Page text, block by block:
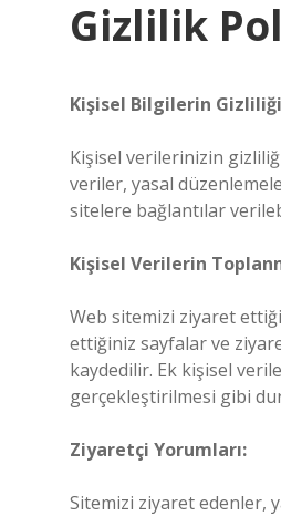
Gizlilik
Kişisel Bilgilerin
Kişisel verilerinizin
veriler, yasal
sitelere bağlantılar
Kişisel Verilerin
Web sitemizi ziyaret
ettiğiniz sayfalar ve
kaydedilir. Ek kişisel
gerçekleştirilmesi gibi
Ziyaretçi Yorumları:
Sitemizi ziyaret edenler,